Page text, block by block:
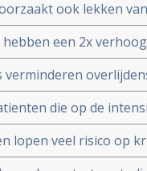
]
ook lekken
en maakt dit
de Radboud
een 2x
in Wujang.
verminderen
SOHA score -
op de Intensive Care
die op de
met ernstig
lopen veel risico op
onderzoek onder